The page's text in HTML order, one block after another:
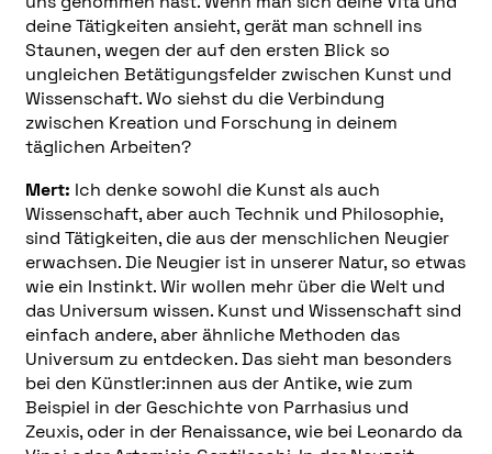
deine Tätigkeiten ansieht, gerät man schnell ins
Staunen, wegen der auf den ersten Blick so
ungleichen Betätigungsfelder zwischen Kunst und
Wissenschaft.Wo siehst du die Verbindung
zwischen Kreation und Forschung in deinem
täglichen Arbeiten?
Mert: Ich denke sowohl die Kunst als auch
Wissenschaft, aber auch Technik und Philosophie,
sind Tätigkeiten, die aus der menschlichen Neugier
erwachsen. Die Neugier ist in unserer Natur, so etwas
wie ein Instinkt. Wir wollen mehr über die Welt und
das Universum wissen. Kunst und Wissenschaft sind
einfach andere, aber ähnliche Methoden das
Universum zu entdecken. Das sieht man besonders
bei den Künstler:innen aus der Antike, wie zum
Beispiel in der Geschichte von Parrhasius und
Zeuxis, oder in der Renaissance, wie bei Leonardo da